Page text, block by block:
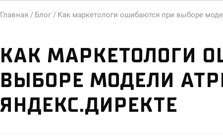
Главная / Блог / Как маркетологи ошибаются при выборе
КАК МАРКЕТОЛОГИ
ВЫБОРЕ МОДЕЛИ
ЯНДЕКС.ДИРЕКТЕ